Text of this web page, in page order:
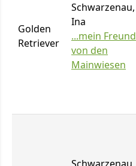
Golden
Retriever
Schwarzenau,
Ina
...mein Freund
von den
Mainwiesen